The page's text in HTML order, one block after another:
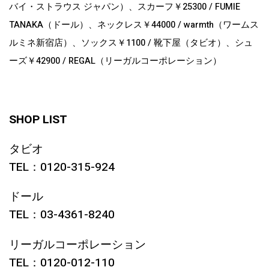
バイ・ストラウス ジャパン）、スカーフ￥25300 / FUMIE
TANAKA（ドール）、ネックレス￥44000 / warmth（ワームス
ルミネ新宿店）、ソックス￥1100 / 靴下屋（タビオ）、シュ
ーズ￥42900 / REGAL（リーガルコーポレーション）
SHOP LIST
タビオ
TEL：0120-315-924
ドール
TEL：03-4361-8240
リーガルコーポレーション
TEL：0120-012-110